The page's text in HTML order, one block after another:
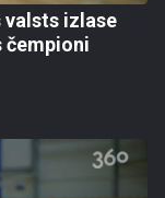
valsts izlase
čempioni